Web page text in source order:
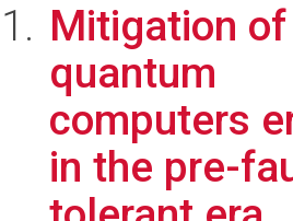
Mitigation of
quantum
computers
in the pre-